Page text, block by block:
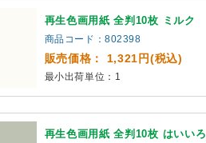
再生色画用紙 全判10枚 ミルク
商品コード：802398
販売価格： 1,321円(税込)
最小出荷単位：1
再生色画用紙 全判10枚 はいいろ